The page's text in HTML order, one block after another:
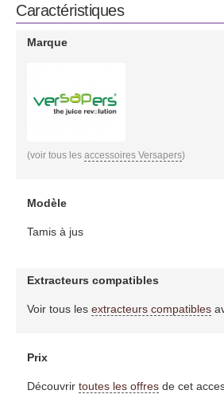
Caractéristiques
Marque
(voir tous les accessoires Versapers)
Modèle
Tamis à jus
Extracteurs compatibles
Voir tous les extracteurs compatibles
Prix
Découvrir toutes les offresde cet